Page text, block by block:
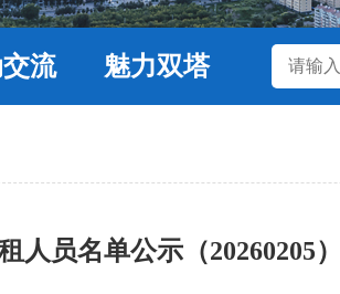
流 魅力双塔
员名单公示（20260205）